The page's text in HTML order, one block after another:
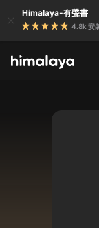
Himalaya-有聲書
4.8k 安